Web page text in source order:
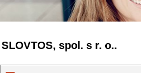
SLOVTOS, spol. s r. o..